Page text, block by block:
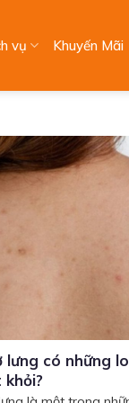
vụ Khuyến Mãi
lưng có những